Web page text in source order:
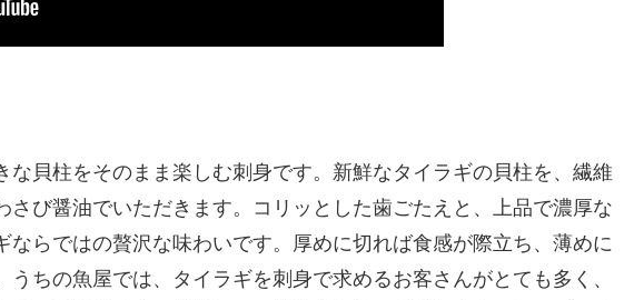
な貝柱をそのまま楽しむ刺身です。新鮮なタイラギの貝柱を、繊維
さび醤油でいただきます。コリッとした歯ごたえと、上品で濃厚な
ならではの贅沢な味わいです。厚めに切れば食感が際立ち、薄めに
ちの魚屋では、タイラギを刺身で求めるお客さんがとても多く、